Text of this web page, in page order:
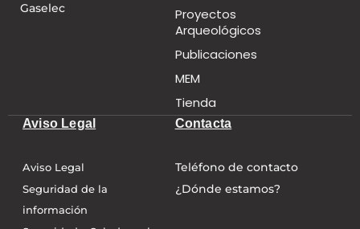
Gaselec
Proyectos
Arqueológicos
Publicaciones
MEM
Tienda
Aviso Legal
Aviso Legal
Seguridad de la
información
Contacta
Teléfono de contacto
¿Dónde estamos?